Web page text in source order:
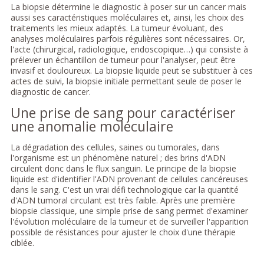
La biopsie détermine le diagnostic à poser sur un cancer mais
aussi ses caractéristiques moléculaires et, ainsi, les choix des
traitements les mieux adaptés. La tumeur évoluant, des
analyses moléculaires parfois régulières sont nécessaires. Or,
l'acte (chirurgical, radiologique, endoscopique…) qui consiste à
prélever un échantillon de tumeur pour l'analyser, peut être
invasif et douloureux. La biopsie liquide peut se substituer à ces
actes de suivi, la biopsie initiale permettant seule de poser le
diagnostic de cancer.
Une prise de sang pour caractériser
une anomalie moléculaire
La dégradation des cellules, saines ou tumorales, dans
l'organisme est un phénomène naturel ; des brins d'ADN
circulent donc dans le flux sanguin. Le principe de la biopsie
liquide est d'identifier l'ADN provenant de cellules cancéreuses
dans le sang. C'est un vrai défi technologique car la quantité
d'ADN tumoral circulant est très faible. Après une première
biopsie classique, une simple prise de sang permet d'examiner
l'évolution moléculaire de la tumeur et de surveiller l'apparition
possible de résistances pour ajuster le choix d'une thérapie
ciblée.